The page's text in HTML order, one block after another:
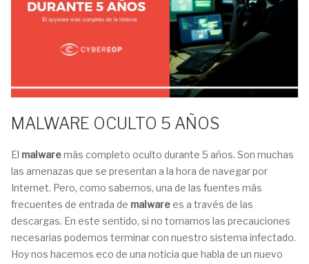
MALWARE OCULTO 5 AÑOS
El malwaremás completo oculto durante 5 años. Son muchas
las amenazas que se presentan a la hora de navegar por
Internet. Pero, como sabemos, una de las fuentes más
frecuentes de entrada de malware es a través de las
descargas. En este sentido, si no tomamos las precauciones
necesarias podemos terminar con nuestro sistema infectado.
Hoy nos hacemos eco de una noticia que habla de un nuevo